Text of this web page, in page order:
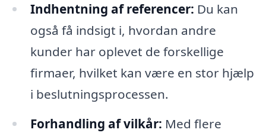
Indhentning af referencer: Du kan
også få indsigt i, hvordan andre
kunder har oplevet de forskellige
firmaer, hvilket kan være en stor hjælp
i beslutningsprocessen.
Forhandling af vilkår: Med flere